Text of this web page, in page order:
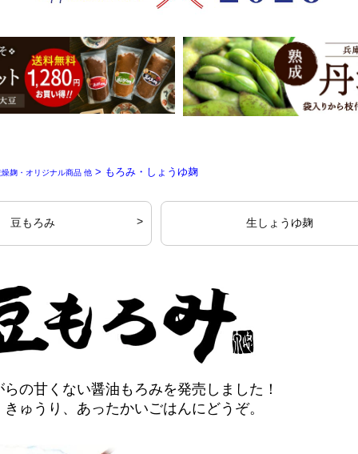
麹・オリジナル商品 他 > もろみ・しょうゆ麹
豆もろみ 生しょうゆ麹
らの甘くない醤油もろみを発売しました！
きゅうり、あったかいごはんにどうぞ。